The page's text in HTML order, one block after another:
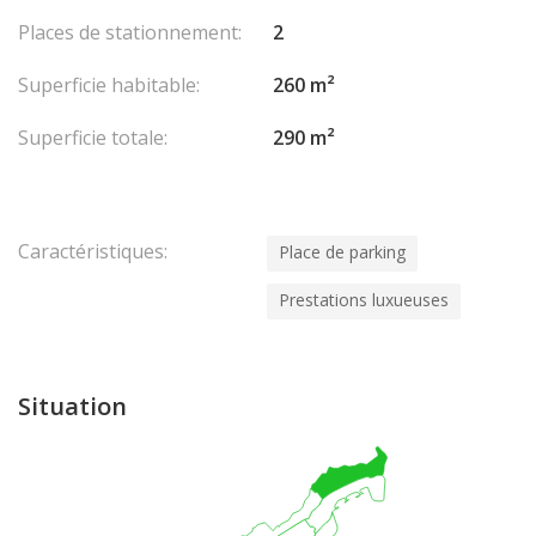
avec une large entrée, pouvant accueillir deux voitures, pour
cave.
Places de stationnement:
2
Superficie habitable:
260 m²
Superficie totale:
290 m²
Caractéristiques: Place de parking
Prestations luxueuses
Situation